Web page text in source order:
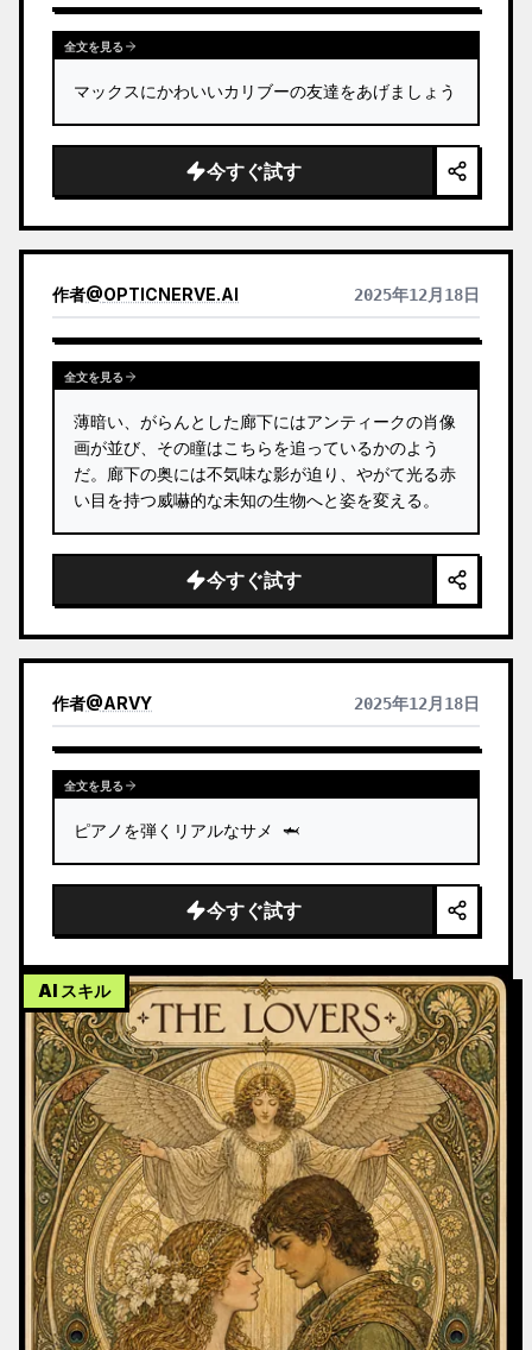
全文を見る
マックスにかわいいカリブーの友達をあげましょう
今すぐ試す
作者@OPTICNERVE.AI 2025年12月18日
全文を見る
薄暗い、がらんとした廊下にはアンティークの肖像
画が並び、その瞳はこちらを追っているかのよう
だ。廊下の奥には不気味な影が迫り、やがて光る赤
い目を持つ威嚇的な未知の生物へと姿を変える。
今すぐ試す
作者@ARVY 2025年12月18日
全文を見る
ピアノを弾くリアルなサメ 🦈
今すぐ試す
AI スキル